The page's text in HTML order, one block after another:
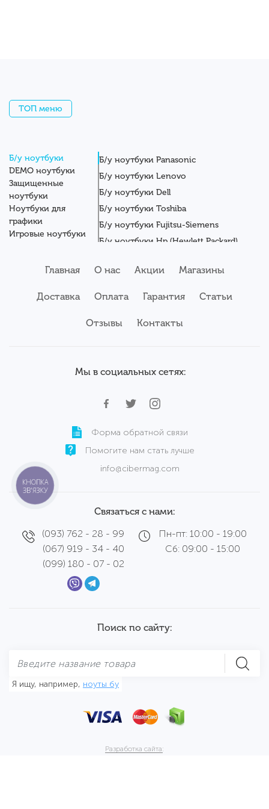
ТОП меню
Б/у ноутбуки
DEMO ноутбуки
Защищенные
ноутбуки
Ноутбуки для
графики
Игровые ноутбуки
Мониторы
Серверы
Б/у ноутбуки Panasonic
Б/у ноутбуки Lenovo
Б/у ноутбуки Dell
Б/у ноутбуки Toshiba
Б/у ноутбуки Fujitsu-Siemens
Б/у ноутбуки Hp (Hewlett Packard)
Б/у ноутбуки Asus
Б/у ноутбуки Samsung
Главная О нас Акции Магазины
Доставка Оплата Гарантия Статьи
Отзывы Контакты
Мы в социальных сетях:
Форма обратной связи
Помогите нам стать лучше
info@cibermag.com
Связаться с нами:
(093) 762 - 28 - 99
(067) 919 - 34 - 40
(099) 180 - 07 - 02
Пн-пт: 10:00 - 19:00
Сб: 09:00 - 15:00
Поиск по сайту:
Я ищу, например, ноуты бу
Разработка сайта:
КНОПКА
ЗВ'ЯЗКУ